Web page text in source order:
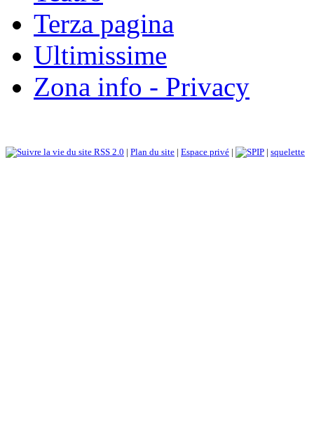
Terza pagina
Ultimissime
Zona info - Privacy
RSS 2.0 | Plan du site | Espace privé | | squelette